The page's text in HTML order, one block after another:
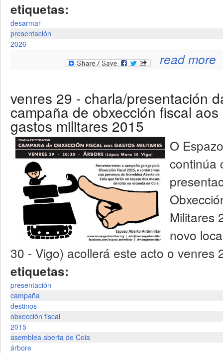
etiquetas:
desarmar
presentación
2026
read more
venres 29 - charla/presentación
campaña de obxección fiscal aos
gastos militares 2015
O
continúa
Militares
novo
30 - Vigo) acollerá este acto o venres
etiquetas:
presentación
campaña
destinos
obxección fiscal
2015
asemblea aberta de Coia
árbore